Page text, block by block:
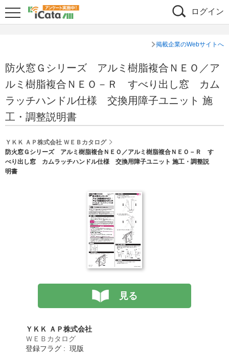
ログイン
掲載企業のWebサイトへ
防火窓Ｇシリーズ アルミ樹脂複合ＮＥＯ／ア
ルミ樹脂複合ＮＥＯ－Ｒ すべり出し窓 カム
ラッチハンドル仕様 交換用障子ユニット 施
工・調整説明書
ＹＫＫ ＡＰ株式会社 ＷＥＢカタログ
防火窓Ｇシリーズ アルミ樹脂複合ＮＥＯ／アルミ樹脂複合ＮＥＯ－Ｒ す
べり出し窓 カムラッチハンドル仕様 交換用障子ユニット 施工・調整説
明書
見る
ＹＫＫ ＡＰ株式会社
ＷＥＢカタログ
登録フラグ : 現版